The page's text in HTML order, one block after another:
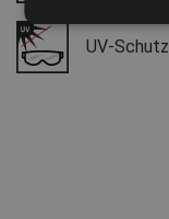
UV-Schutz